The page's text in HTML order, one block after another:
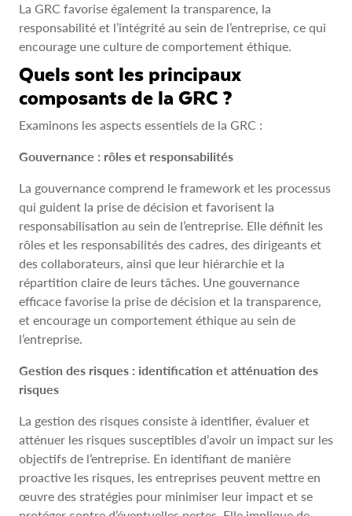
La GRC favorise également la transparence, la
responsabilité et l’intégrité au sein de l’entreprise, ce qui
encourage une culture de comportement éthique.
Quels sont les principaux
composants de la GRC ?
Examinons les aspects essentiels de la GRC :
Gouvernance : rôles et responsabilités
La gouvernance comprend le framework et les processus
qui guident la prise de décision et favorisent la
responsabilisation au sein de l’entreprise. Elle définit les
rôles et les responsabilités des cadres, des dirigeants et
des collaborateurs, ainsi que leur hiérarchie et la
répartition claire de leurs tâches. Une gouvernance
efficace favorise la prise de décision et la transparence,
et encourage un comportement éthique au sein de
l’entreprise.
Gestion des risques : identification et atténuation des
risques
La gestion des risques consiste à identifier, évaluer et
atténuer les risques susceptibles d’avoir un impact sur les
objectifs de l’entreprise. En identifiant de manière
proactive les risques, les entreprises peuvent mettre en
œuvre des stratégies pour minimiser leur impact et se